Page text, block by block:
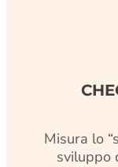
Misura lo
sviluppo